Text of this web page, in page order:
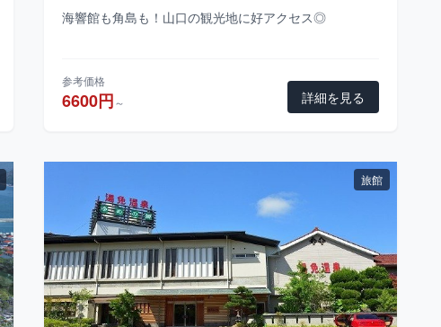
海響館も角島も！山口の観光地に好アクセス◎
参考価格
6600円～ 詳細を見る
旅館